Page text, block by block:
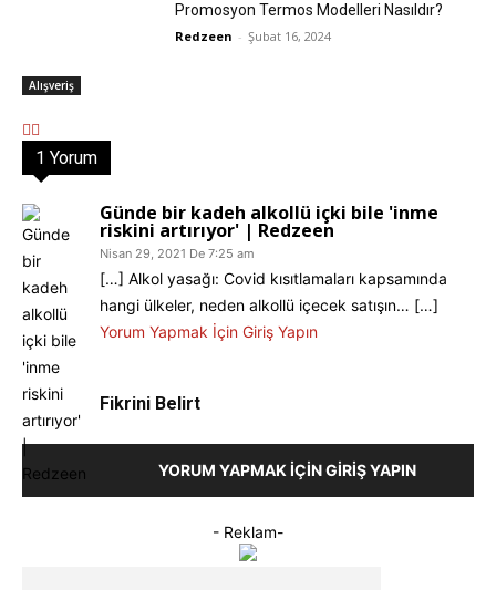
Alışveriş
Promosyon Termos Modelleri Nasıldır?
Redzeen - Şubat 16, 2024
1 Yorum
Günde bir kadeh alkollü içki bile 'inme
riskini artırıyor' | Redzeen
Nisan 29, 2021 De 7:25 am
[…] Alkol yasağı: Covid kısıtlamaları kapsamında
hangi ülkeler, neden alkollü içecek satışın… […]
Yorum Yapmak İçin Giriş Yapın
Fikrini Belirt
YORUM YAPMAK İÇIN GIRIŞ YAPIN
- Reklam-